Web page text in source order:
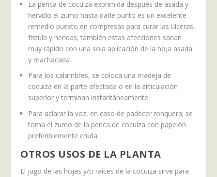
La penca de cocuiza exprimida después de asada y
hervido el zumo hasta darle punto es un excelente
remedio puesto en compresas para curar las úlceras,
fístula y heridas; también estas afecciones sanan
muy rápido con una sola aplicación de la hoja asada
y machacada.
Para los calambres, se coloca una madeja de
cocuiza en la parte afectada o en la articulación
superior y terminan instantáneamente.
Para aclarar la voz, en caso de padecer ronquera; se
toma el zumo de la penca de cocuiza con papelón
preferiblemente cruda.
OTROS USOS DE LA PLANTA
El jugo de las hojas y/o raíces de la cocuiza sirve para